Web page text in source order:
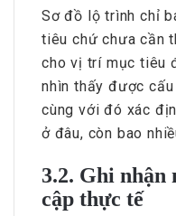
Sơ đồ lộ trình chỉ
tiêu chứ chưa cần
cho vị trí mục tiêu
nhìn thấy được
cùng với đó xác
ở đâu, còn bao
3.2. Ghi nhận
cập thực tế